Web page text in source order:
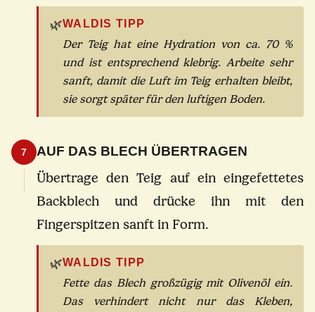
🌿WALDIS TIPP
Der Teig hat eine Hydration von ca. 70 %
und ist entsprechend klebrig. Arbeite sehr
sanft, damit die Luft im Teig erhalten bleibt,
sie sorgt später für den luftigen Boden.
7 AUF DAS BLECH ÜBERTRAGEN
Übertrage den Teig auf ein eingefettetes
Backblech und drücke ihn mit den
Fingerspitzen sanft in Form.
🌿WALDIS TIPP
Fette das Blech großzügig mit Olivenöl ein.
Das verhindert nicht nur das Kleben,